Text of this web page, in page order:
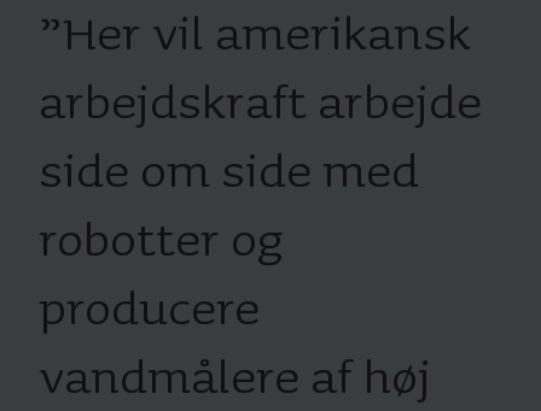
”Her vil amerikansk
arbejdskraft arbejde
side om side med
robotter og
producere
vandmålere af høj